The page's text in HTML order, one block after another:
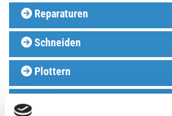
 Reparaturen
 Schneiden
 Plottern